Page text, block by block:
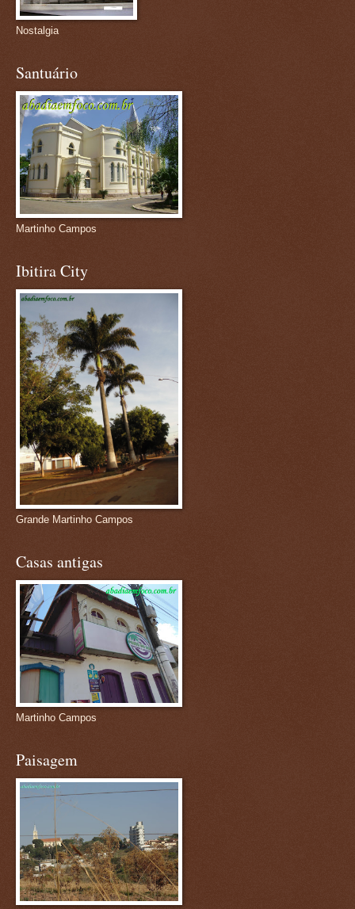
Nostalgia
Santuário
Martinho Campos
Ibitira City
Grande Martinho Campos
Casas antigas
Martinho Campos
Paisagem